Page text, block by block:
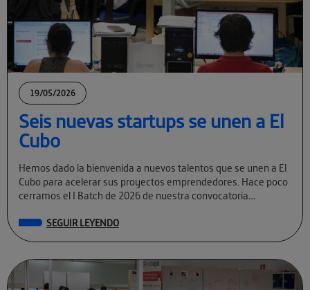
19/05/2026
Seis nuevas startups se unen a El
Cubo
Hemos dado la bienvenida a nuevos talentos que se unen a El
Cubo para acelerar sus proyectos emprendedores. Hace poco
cerramos el I Batch de 2026 de nuestra convocatoria
SEGUIR LEYENDO